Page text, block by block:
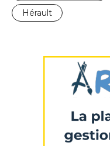
Hérault